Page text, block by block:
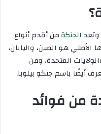
الجنكةمن أقدم أنواع
الأصلي هو الصين، واليابان،
المتحدة، ومن
أيضًا باسم جنكو بيلوبا.
من فوائد